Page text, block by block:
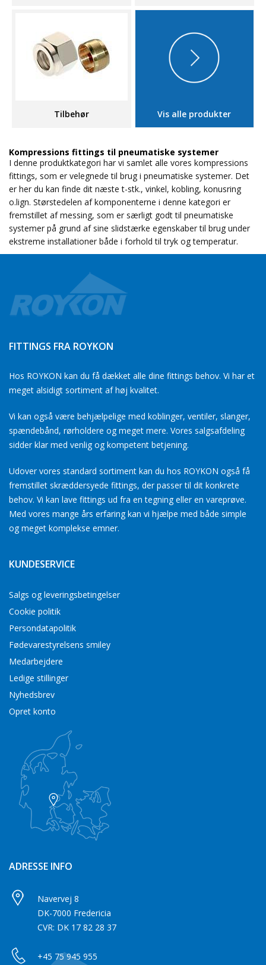
Tilbehør Vis alle produkter
Kompressions fittings til pneumatiske systemer
I denne produktkategori har vi samlet alle vores kompressions
fittings, som er velegnede til brug i pneumatiske systemer. Det
er her du kan finde dit næste t-stk., vinkel, kobling, konusring
o.lign. Størstedelen af komponenterne i denne kategori er
fremstillet af messing, som er særligt godt til pneumatiske
systemer på grund af sine slidstærke egenskaber til brug under
ekstreme installationer både i forhold til tryk og temperatur.
FITTINGS FRA ROYKON
Hos ROYKON kan du få dækket alle dine fittings behov. Vi har et
meget alsidigt sortiment af høj kvalitet.
Vi kan også være behjælpelige med koblinger, ventiler, slanger,
spændebånd, rørholdere og meget mere. Vores salgsafdeling
sidder klar med venlig og kompetent betjening.
Udover vores standard sortiment kan du hos ROYKON også få
fremstillet skræddersyede fittings, der passer til dit konkrete
behov. Vi kan lave fittings ud fra en tegning eller en vareprøve.
Med vores mange års erfaring kan vi hjælpe med både simple
og meget komplekse emner.
KUNDESERVICE
Salgs og leveringsbetingelser
Cookie politik
Persondatapolitik
Fødevarestyrelsens smiley
Medarbejdere
Ledige stillinger
Nyhedsbrev
Opret konto
ADRESSE INFO
Navervej 8
DK-7000 Fredericia
CVR: DK 17 82 28 37
+45 75 945 955